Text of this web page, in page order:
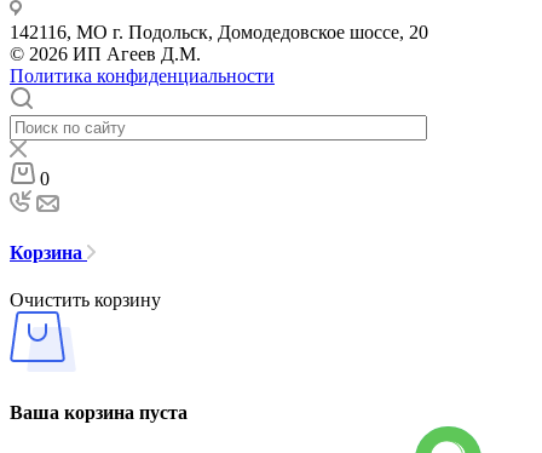
142116, МО г. Подольск, Домодедовское шоссе, 20
© 2026 ИП Агеев Д.М.
Политика конфиденциальности
0
Корзина
Очистить корзину
Ваша корзина пуста